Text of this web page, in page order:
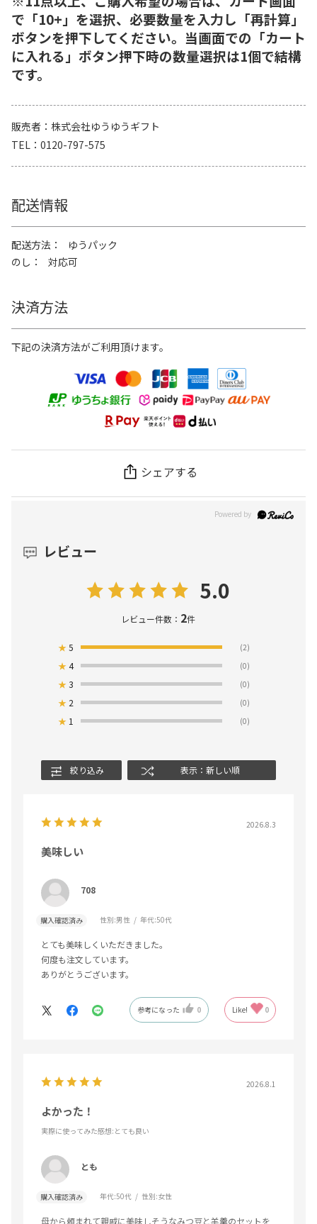
で「10+」を選択、必要数量を入力し「再計算」
ボタンを押下してください。当画面での「カート
に入れる」ボタン押下時の数量選択は1個で結構
です。
販売者
株式会社ゆうゆうギフト
TEL
0120-797-575
配送情報
配送方法
ゆうパック
のし
対応可
決済方法
下記の決済方法がご利用頂けます。
シェアする
レビュー
5.0
レビュー件数： 2件
★5 (2)
★4 (0)
★3 (0)
★ 2 (0)
★ 1 (0)
絞り込み 表示：新しい順
2026.8.3
美味しい
708
購入確認済み 性別:男性 年代:50代
とても美味しくいただきました。
何度も注文しています。
ありがとうございます。
参考になった 0 Like! 0
2026.8.1
よかった！
実際に使ってみた感想:とても良い
とも
購入確認済み 年代:50代 性別:女性
母から頼まれて親戚に美味しそうなみつ豆と羊羹のセットを